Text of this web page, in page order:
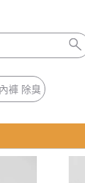
褲 除臭